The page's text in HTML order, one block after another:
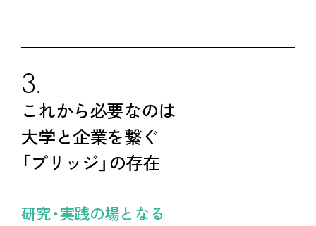
3.
これから必要なのは
大学と企業を繋ぐ
「ブリッジ」の存在
研究・実践の場となる